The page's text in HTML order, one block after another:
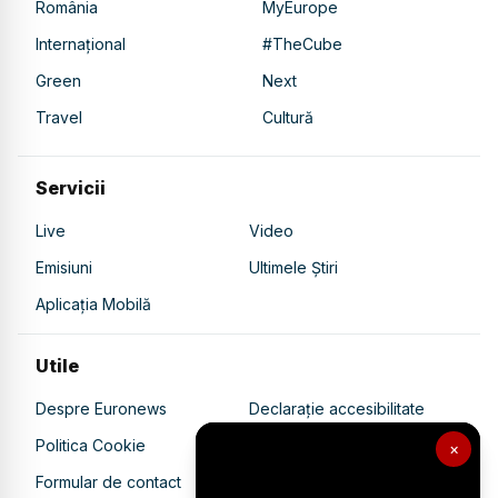
×
România
MyEurope
Internațional
#TheCube
Green
Next
Travel
Cultură
Servicii
Live
Video
Emisiuni
Ultimele Știri
Aplicația Mobilă
Utile
Despre Euronews
Declarație accesibilitate
Politica Cookie
Politica de confidențialitate
Formular de contact